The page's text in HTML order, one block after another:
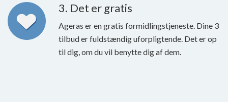
3. Det er gratis
Ageras er en gratis formidlingstjeneste. Dine 3
tilbud er fuldstændig uforpligtende. Det er op
til dig, om du vil benytte dig af dem.